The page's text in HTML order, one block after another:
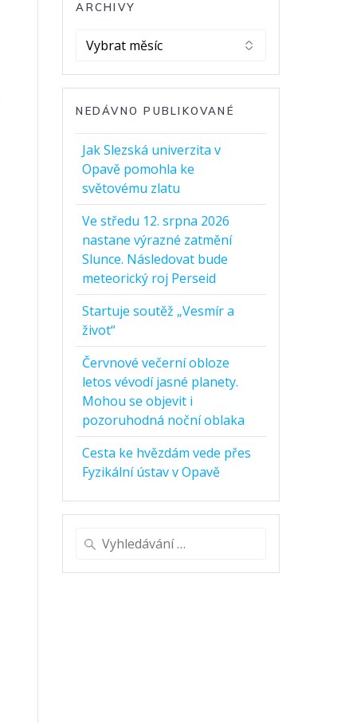
ARCHIVY
Archivy
NEDÁVNO PUBLIKOVANÉ
Jak Slezská univerzita v
Opavě pomohla ke
světovému zlatu
Ve středu 12. srpna 2026
nastane výrazné zatmění
Slunce. Následovat bude
meteorický roj Perseid
Startuje soutěž „Vesmír a
život“
Červnové večerní obloze
letos vévodí jasné planety.
Mohou se objevit i
pozoruhodná noční oblaka
Cesta ke hvězdám vede přes
Fyzikální ústav v Opavě
Vyhledat: